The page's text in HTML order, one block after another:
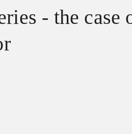
- the case